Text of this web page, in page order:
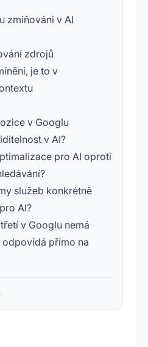
zmiňováni v AI
zdrojů
je to v
v Googlu
v AI?
pro AI oproti
služeb konkrétně
AI?
v Googlu nemá
odpovídá přímo na